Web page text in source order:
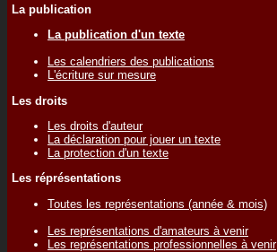
La publication
La publication d'un texte
Les calendriers des publications
L'écriture sur mesure
Les droits
Les droits d'auteur
La déclaration pour jouer un texte
La protection d'un texte
Les réprésentations
Toutes les représentations (année & mois)
Les représentations d'amateurs à venir
Les représentations professionnelles à venir